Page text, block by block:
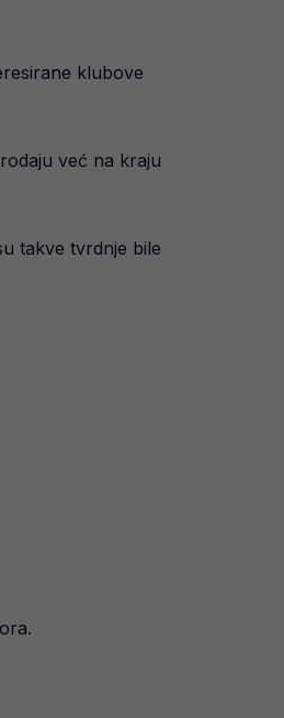
klubove
već na kraju
takve tvrdnje bile